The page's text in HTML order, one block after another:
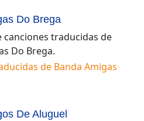
Do Brega
canciones traducidas de
Do Brega.
de Banda Amigas
De Aluguel